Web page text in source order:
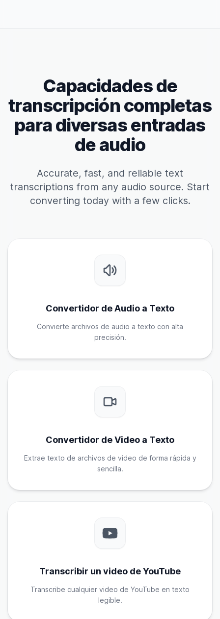
Capacidades de
transcripción completas
para diversas entradas
de audio
Accurate, fast, and reliable text
transcriptions from any audio source. Start
converting today with a few clicks.
Convertidor de Audio a Texto
Convierte archivos de audio a texto con alta
precisión.
Convertidor de Video a Texto
Extrae texto de archivos de video de forma rápida y
sencilla.
Transcribir un video de YouTube
Transcribe cualquier video de YouTube en texto
legible.